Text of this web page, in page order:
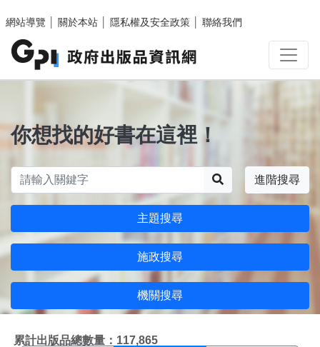
網站導覽
關於本站 隱私權及安全政策 聯絡我們
你想找的好書在這裡！
進階搜尋
主題搜尋
施政搜尋
機關搜尋
累計出版品總數量：117,865
施政搜尋結果頁面